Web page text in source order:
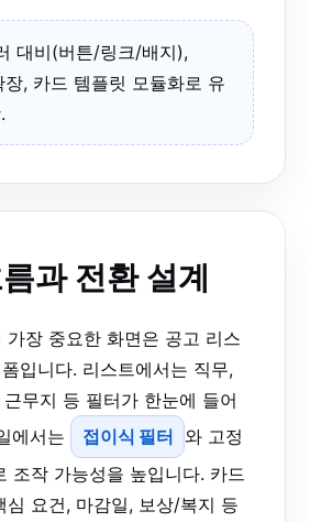
대비(버튼/링크/배지),
, 카드 템플릿 모듈화로 유
과 전환 설계
가장 중요한 화면은 공고 리스
입니다. 리스트에서는 직무,
무지 등 필터가 한눈에 들어
에서는
접이식 필터
와 고정
조작 가능성을 높입니다. 카드
심 요건, 마감일, 보상/복지 등